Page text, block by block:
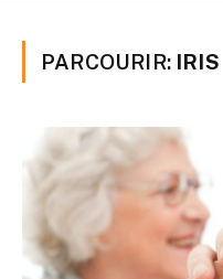
PARCOURIR: IRIS